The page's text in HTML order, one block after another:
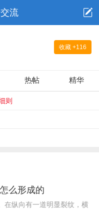
流
收藏 +116
热帖 精华
则
么形成的
在纵向有一道明显裂纹，横